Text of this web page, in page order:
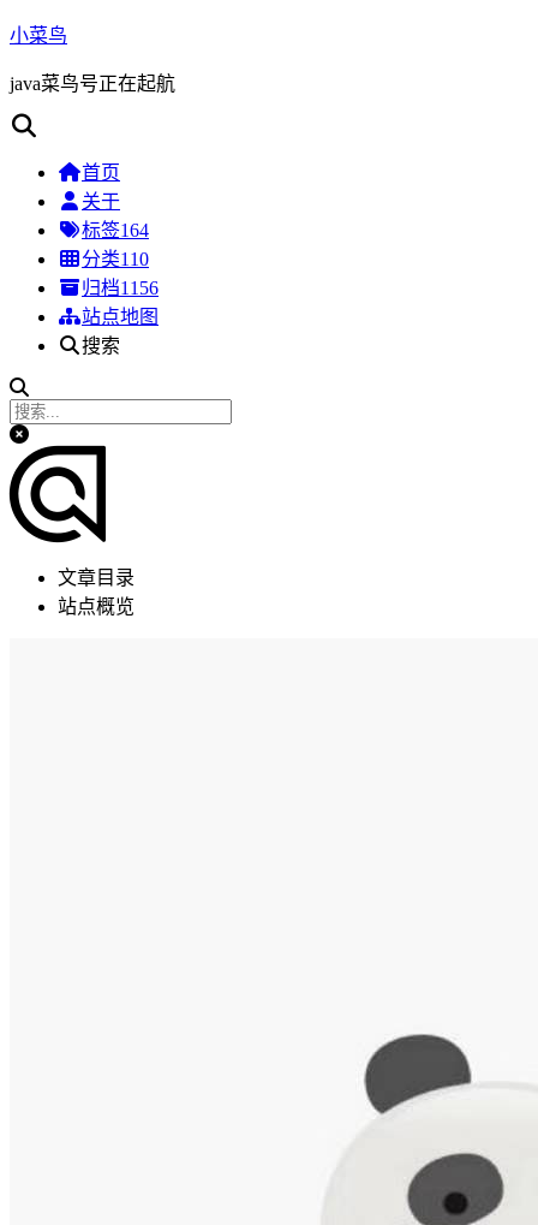
小菜鸟
java菜鸟号正在起航
首页
关于
标签164
分类110
归档1156
站点地图
搜索
文章目录
站点概览